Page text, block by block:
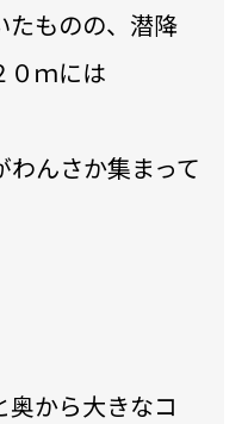
たものの、潜降
０ｍには
んさか集まって
奥から大きなコ